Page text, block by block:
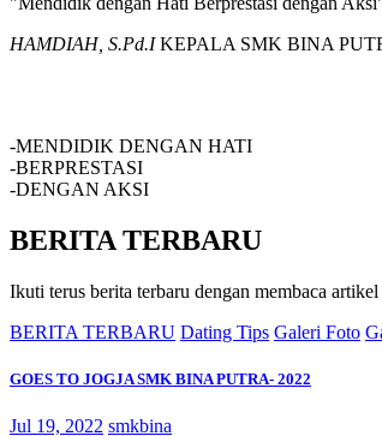
HAMDIAH, S.Pd.IKEPALA SMK BINA
-MENDIDIK DENGAN HATI
-BERPRESTASI
-DENGAN AKSI
BERITA TERBARU
Ikuti terus berita terbaru dengan membaca
BERITA TERBARU Dating Tips Galeri Foto
GOES TO JOGJA SMK BINA PUTRA- 2022
Jul 19, 2022 smkbina